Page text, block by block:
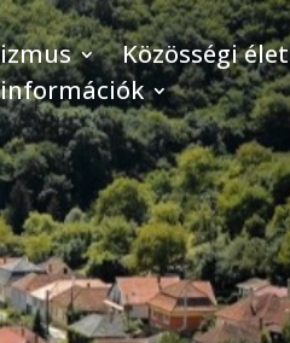
Közösségi élet